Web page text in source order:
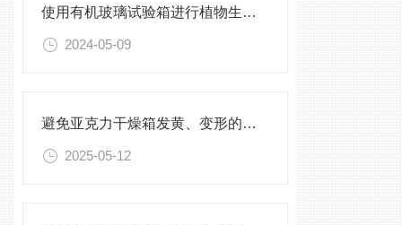
使用有机玻璃试验箱进行植物生长实验的方法与技巧
2024-05-09
避免亚克力干燥箱发黄、变形的保养方法
2025-05-12